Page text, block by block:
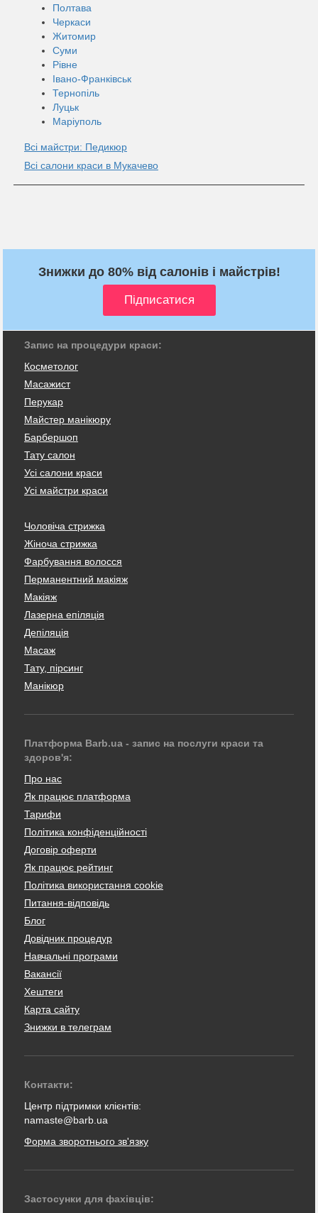
Полтава
Черкаси
Житомир
Суми
Рівне
Івано-Франківськ
Тернопіль
Луцьк
Маріуполь
Всі майстри: Педикюр
Всі салони краси в Мукачево
Знижки до 80% від салонів і майстрів!
Запис на процедури краси:
Косметолог
Масажист
Перукар
Майстер манікюру
Барбершоп
Тату салон
Усі салони краси
Усі майстри краси
Чоловіча стрижка
Жіноча стрижка
Фарбування волосся
Перманентний макіяж
Макіяж
Лазерна епіляція
Депіляція
Масаж
Тату, пірсинг
Манікюр
Платформа Barb.ua - запис на послуги краси та
здоров'я:
Про нас
Як працює платформа
Тарифи
Політика конфіденційності
Договір оферти
Як працює рейтинг
Політика використання cookie
Питання-відповідь
Блог
Довідник процедур
Навчальні програми
Вакансії
Хештеги
Карта сайту
Знижки в телеграм
Контакти:
Центр підтримки клієнтів:
namaste@barb.ua
Форма зворотнього зв'язку
Застосунки для фахівців: